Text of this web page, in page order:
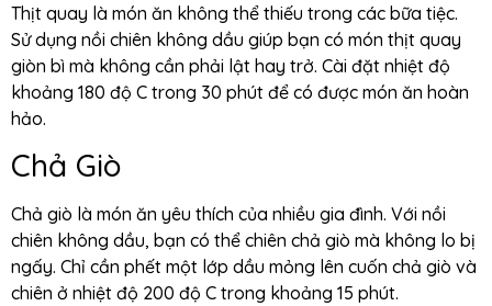
Thịt quay là món ăn không thể thiếu trong các bữa tiệc.
Sử dụng nồi chiên không dầu giúp bạn có món thịt quay
giòn bì mà không cần phải lật hay trở. Cài đặt nhiệt độ
khoảng 180 độ C trong 30 phút để có được món ăn hoàn
hảo.
Chả Giò
Chả giò là món ăn yêu thích của nhiều gia đình. Với nồi
chiên không dầu, bạn có thể chiên chả giò mà không lo bị
ngấy. Chỉ cần phết một lớp dầu mỏng lên cuốn chả giò và
chiên ở nhiệt độ 200 độ C trong khoảng 15 phút.